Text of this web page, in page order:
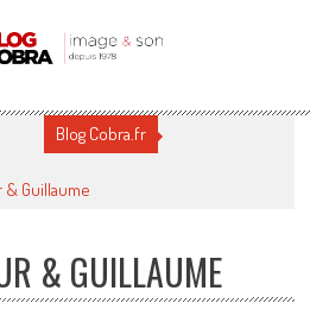
Blog Cobra.fr
Guillaume
& GUILLAUME